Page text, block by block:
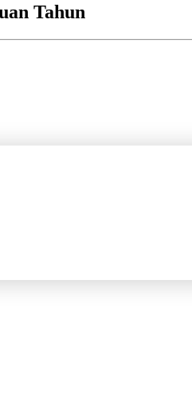
Tahun